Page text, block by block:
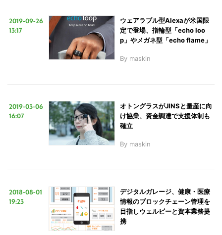
2019-09-26
13:17
ウェアラブル型Alexaが米国限
定で登場、指輪型「echo loo
p」やメガネ型「echo flame」
By maskin
2019-03-06
16:07
オトングラスがJINSと量産に向
け協業、資金調達で支援体制も
確立
By maskin
2018-08-01
19:23
デジタルガレージ、健康・医療
情報のブロックチェーン管理を
目指しウェルビーと資本業務提
携